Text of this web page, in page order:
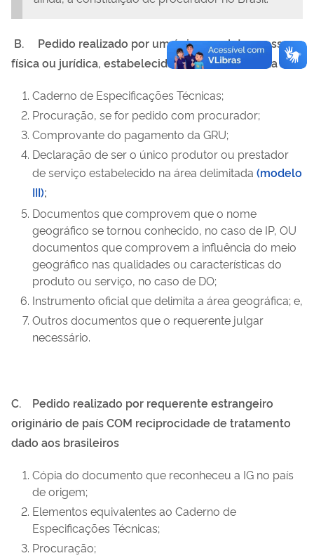
B. Pedido realizado por um único produtor, pessoa
física ou jurídica, estabelecido na área delimitada
Caderno de Especificações Técnicas;
Procuração, se for pedido com procurador;
Comprovante do pagamento da GRU;
Declaração de ser o único produtor ou prestador
de serviço estabelecido na área delimitada (modelo
III);
Documentos que comprovem que o nome
geográfico se tornou conhecido, no caso de IP, OU
documentos que comprovem a influência do meio
geográfico nas qualidades ou características do
produto ou serviço, no caso de DO;
Instrumento oficial que delimita a área geográfica; e,
Outros documentos que o requerente julgar
necessário.
C. Pedido realizado por requerente estrangeiro
originário de paísCOM reciprocidade de tratamento
dado aos brasileiros
Cópia do documento que reconheceu a IG no país
de origem;
Elementos equivalentes ao Caderno de
Especificações Técnicas;
Procuração;